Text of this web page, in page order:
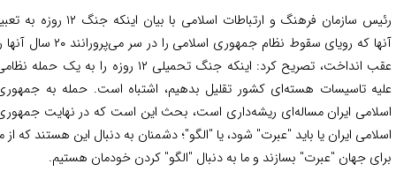
رئیس سازمان فرهنگ و ارتباطات اسلامی با بیان اینکه جنگ ۱۲ روزه به تعبیر
آنها که رویای سقوط نظام جمهوری اسلامی را در سر می‌پرورانند ۲۰ سال آنها را
عقب انداخت، تصریح کرد: اینکه جنگ تحمیلی ۱۲ روزه را به یک حمله نظامی
تاسیسات هسته‌ای کشور تقلیل بدهیم، اشتباه است. حمله به جمهوری
ایران مساله‌ای ریشه‌داری است، بحث این است که در نهایت جمهوری
ایران یا باید "عبرت" شود، یا "الگو"؛ دشمنان به دنبال این هستند که از ما
جهان "عبرت" بسازند و ما به دنبال "الگو" کردن خودمان هستیم.